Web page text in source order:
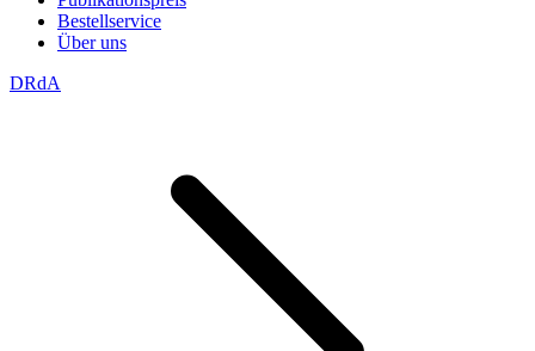
Bestellservice
Über uns
DRdA